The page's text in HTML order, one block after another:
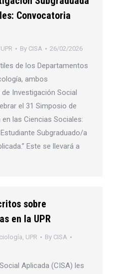
Convocatoria
UPR By CISA 26/02/2026
de los Departamentos
ambos
Investigación Social
el 31 Simposio de
las Ciencias Sociales:
Subgraduado/a
Este se llevará a
sobre
en la UPR
, UPR By CISA
Aplicada (CISA) les